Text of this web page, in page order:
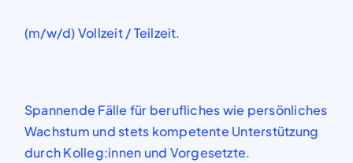
(m/w/d) Vollzeit / Teilzeit.
Spannende Fälle für berufliches wie persönliches
Wachstum und stets kompetente Unterstützung
durchKolleg:innenund Vorgesetzte.